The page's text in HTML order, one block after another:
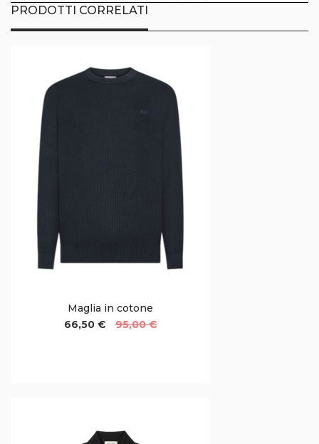
PRODOTTI CORRELATI
Maglia in cotone
66,50 €
95,00 €